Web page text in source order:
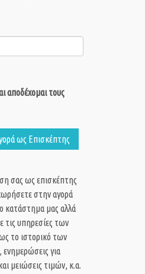
αποδέχομαι τους
ως Eπισκέπτης
σας ως επισκέπτης
στην αγορά
κατάστημα μας αλλά
τις υπηρεσίες των
το ιστορικό των
ενημερώσεις για
μειώσεις τιμών, κ.α.